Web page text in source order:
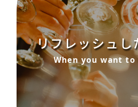
リフレッシュし
When you want